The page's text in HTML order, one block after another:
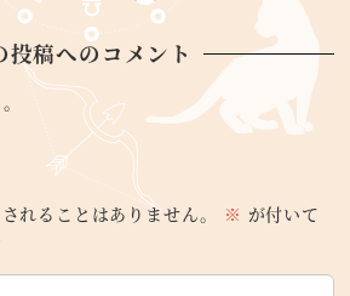
投稿へのコメント
れることはありません。 ※ が付いて